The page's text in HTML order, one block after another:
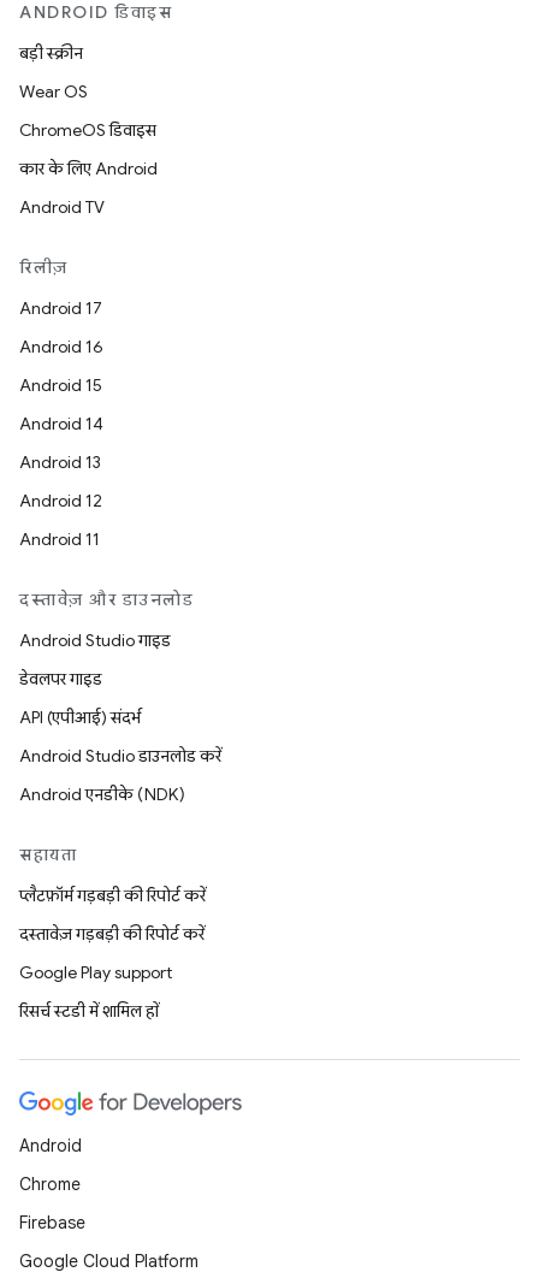
ANDROID डिवाइस
बड़ी स्क्रीन
Wear OS
ChromeOS डिवाइस
कार के लिए Android
Android TV
रिलीज़
Android 17
Android 16
Android 15
Android 14
Android 13
Android 12
Android 11
दस्तावेज़ और डाउनलोड
Android Studio गाइड
डेवलपर गाइड
API (एपीआई) संदर्भ
Android Studio डाउनलोड करें
Android एनडीके (NDK)
सहायता
प्लैटफ़ॉर्म गड़बड़ी की रिपोर्ट करें
दस्तावेज़ गड़बड़ी की रिपोर्ट करें
Google Play support
रिसर्च स्टडी में शामिल हों
Android
Chrome
Firebase
Google Cloud Platform